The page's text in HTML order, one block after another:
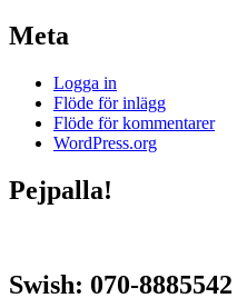
Meta
Logga in
Flöde för inlägg
Flöde för kommentarer
WordPress.org
Pejpalla!
Swish: 070-8885542